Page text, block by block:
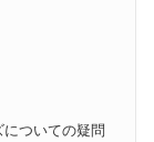
ついての疑問